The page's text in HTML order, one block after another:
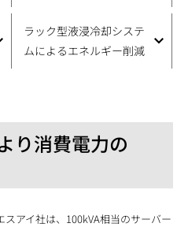
ラック型液浸冷却システ
ムによるエネルギー削減
り消費電力の
アイ社は、100kVA相当のサーバー